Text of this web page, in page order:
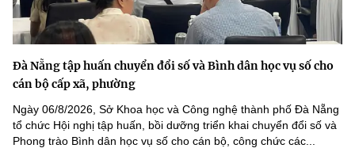
Đà Nẵng tập huấn chuyển đổi số và Bình dân học vụ số cho
cán bộ cấp xã, phường
Ngày 06/8/2026, Sở Khoa học và Công nghệ thành phố Đà Nẵng
tổ chức Hội nghị tập huấn, bồi dưỡng triển khai chuyển đổi số và
Phong trào Bình dân học vụ số cho cán bộ, công chức các...